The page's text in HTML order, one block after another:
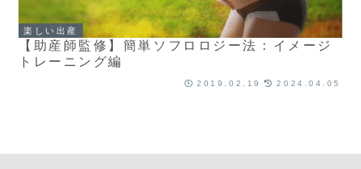
楽しい出産
【助産師監修】簡単ソフロロジー法：イメージ
トレーニング編
2019.02.19 2024.04.05